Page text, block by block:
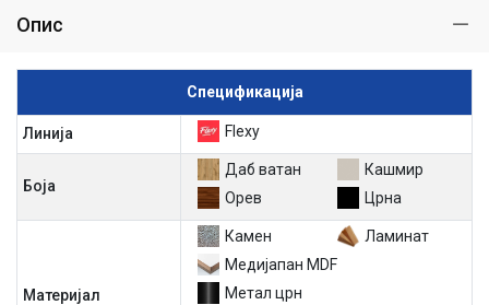
Опис
Спецификација
Линија Flexy
Боја
Даб ватан
Кашмир
Орев
Црна
Материјал
Камен
Ламинат
Медијапан MDF
Метал црн